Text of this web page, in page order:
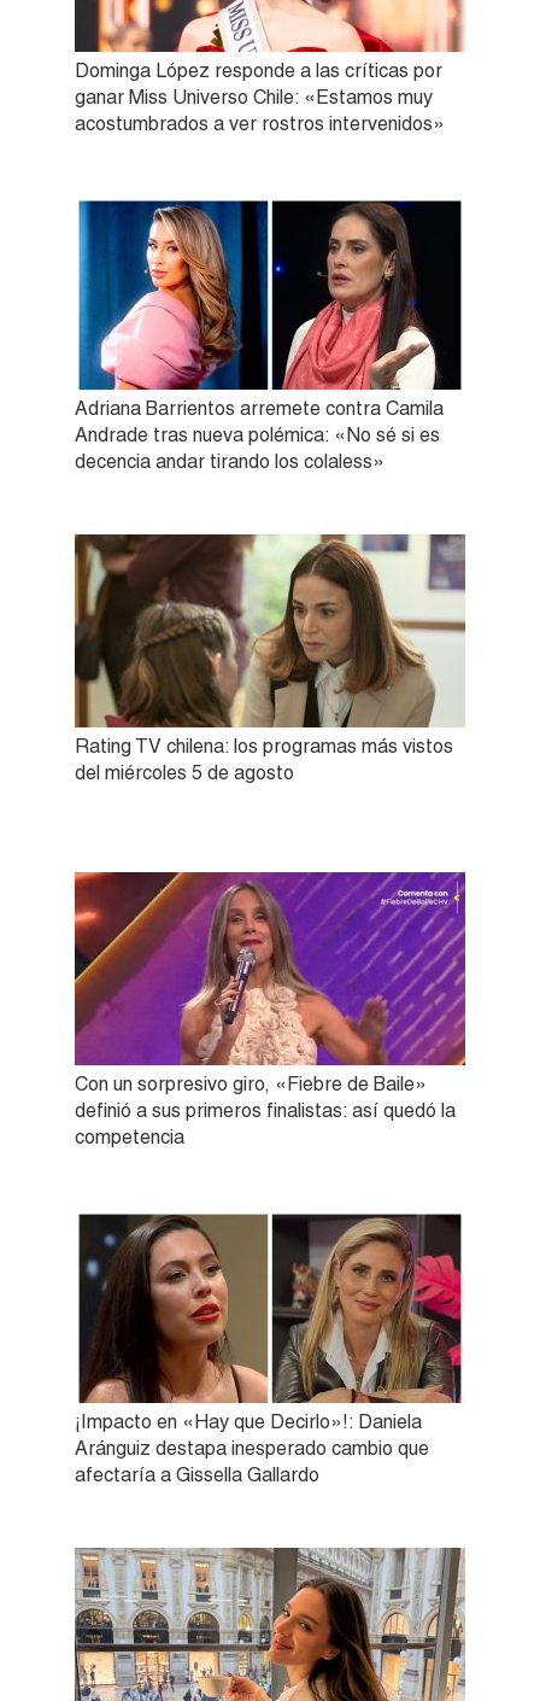
Dominga López responde a las críticas por
ganar Miss Universo Chile: «Estamos muy
acostumbrados a ver rostros intervenidos»
Adriana Barrientos arremete contra Camila
Andrade tras nueva polémica: «No sé si es
decencia andar tirando los colaless»
Rating TV chilena: los programas más vistos
del miércoles 5 de agosto
Con un sorpresivo giro, «Fiebre de Baile»
definió a sus primeros finalistas: así quedó la
competencia
¡Impacto en «Hay que Decirlo»!: Daniela
Aránguiz destapa inesperado cambio que
afectaría a Gissella Gallardo